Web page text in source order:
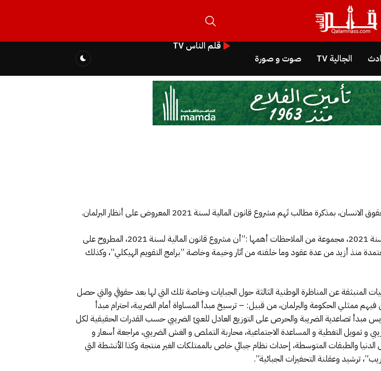
الجالية TV صوت و صورة
قلم الناس TV
مطالب تَهم مشروع قانون المالية لسنة 2021 المعروض على أنظار البرلمان.
وسجلت الجمعيات الثلاث بعد دراستها لبنود مشروع قانون المالية لسنة 2021، مجموعة من الملاحظات أهمها :”أن مشروع قانون المالية لسنة 2021، المطروح على
منذ أزيد من عدة عقود وما خلفته من آثار وخيمة وخاصة ”برامج التقويم الهيكلي”، وكذلك
عن المناظرة الوطنية الثالثة حول الجبايات وخاصة تلك التي لها بعد حقوقي والتي حصل
ممثلي الحكومة والبرلمان، من قبيل: – ترسيخ مبدأ المساواة أمام الضريبة، احترام مبدأ
مبدأ تصاعدية الضريبة والحرص على التوزيع العادل للعبئ الضريبي حسب القدرات الحقيقية لكل
و تمويل التغطية و المساعدة الاجتماعية، محاربة التملص و الغش الضريبي، مراجعة أسعار و
والطبقات المتوسطة، إحداث نظام جبائي خاص بالممتلكات الغير منتجة وكذا الأنشطة التي
ترشيد وعقلنة التحفيزات الجبائية”.